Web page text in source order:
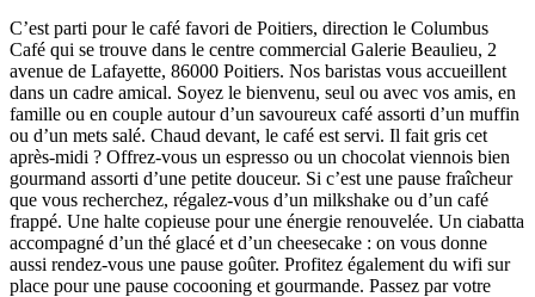
C’est parti pour le café favori de Poitiers, direction le Columbus
Café qui se trouve dans le centre commercial Galerie Beaulieu, 2
avenue de Lafayette, 86000 Poitiers. Nos baristas vous accueillent
dans un cadre amical. Soyez le bienvenu, seul ou avec vos amis, en
famille ou en couple autour d’un savoureux café assorti d’un muffin
ou d’un mets salé. Chaud devant, le café est servi. Il fait gris cet
après-midi ? Offrez-vous un espresso ou un chocolat viennois bien
gourmand assorti d’une petite douceur. Si c’est une pause fraîcheur
que vous recherchez, régalez-vous d’un milkshake ou d’un café
frappé. Une halte copieuse pour une énergie renouvelée. Un ciabatta
accompagné d’un thé glacé et d’un cheesecake : on vous donne
aussi rendez-vous une pause goûter. Profitez également du wifi sur
place pour une pause cocooning et gourmande. Passez par votre